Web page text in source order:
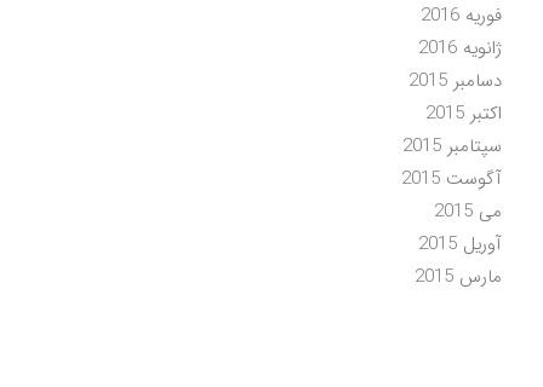
فوریه 2016
ژانویه 2016
دسامبر 2015
اکتبر 2015
سپتامبر 2015
آگوست 2015
می 2015
آوریل 2015
مارس 2015